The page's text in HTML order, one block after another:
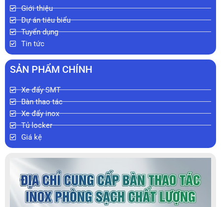
Giới thiệu
Dự án tiêu biểu
Tuyển dụng
Tin tức
SẢN PHẨM CHÍNH
Xe đẩy SMT
Bàn thao tác
Xe đẩy inox
Tủ locker
Giá kệ